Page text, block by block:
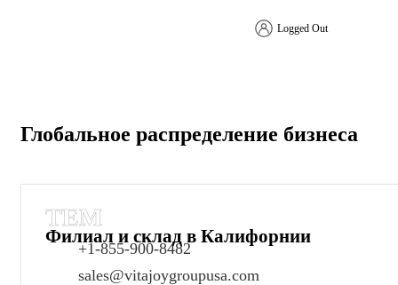
Logged Out
Глобальное распределение бизнеса
Филиал и склад в Калифорнии
ТЕМ
+1-855-900-8482
sales@vitajoygroupusa.com